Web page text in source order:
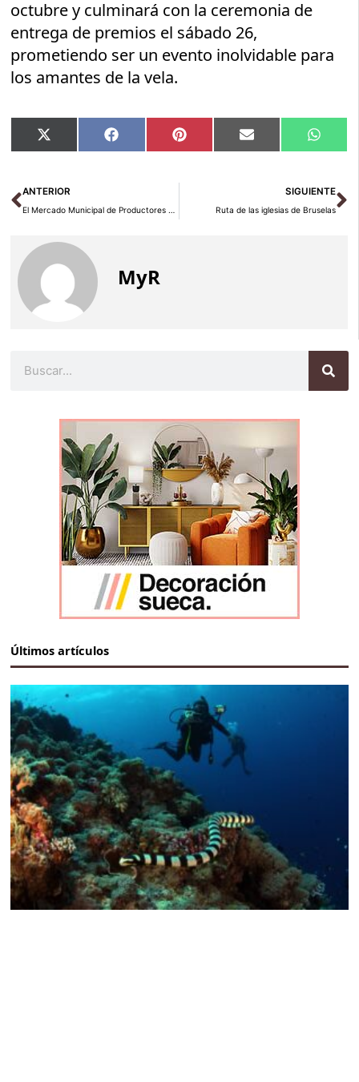
octubre y culminará con la ceremonia de
entrega de premios el sábado 26,
prometiendo ser un evento inolvidable para
los amantes de la vela.
Compartir
en
X
(Twitter)
Compartir
en
Facebook Compartir
en
Pinterest Compartir
en
Email
en
Ant
ANTERIOR
El Mercado Municipal de Productores de Villa de Vallecas Supera la Adversidad de la Lluvia
SIGUIENTE
Ruta de las iglesias de Bruselas
MyR
Últimos artículos